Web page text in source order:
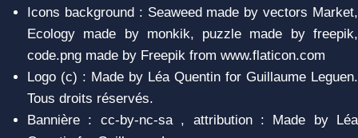
Icons background : Seaweed made by vectors Market,
Ecology made by monkik, puzzle made by freepik,
code.png made by Freepik from www.flaticon.com
Logo (c) : Made by Léa Quentin for Guillaume Leguen.
Tous droits réservés.
Bannière : cc-by-nc-sa , attribution : Made by Léa